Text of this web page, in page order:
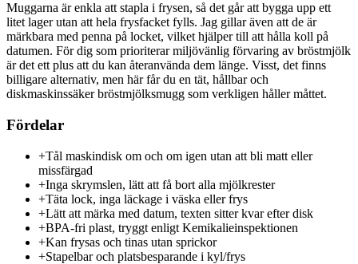
Muggarna är enkla att stapla i frysen, så det går att bygga upp ett
litet lager utan att hela frysfacket fylls. Jag gillar även att de är
märkbara med penna på locket, vilket hjälper till att hålla koll på
datumen. För dig som prioriterar miljövänlig förvaring av bröstmjölk
är det ett plus att du kan återanvända dem länge. Visst, det finns
billigare alternativ, men här får du en tät, hållbar och
diskmaskinssäker bröstmjölksmugg som verkligen håller måttet.
Fördelar
+Tål maskindisk om och om igen utan att bli matt eller
missfärgad
+Inga skrymslen, lätt att få bort alla mjölkrester
+Täta lock, inga läckage i väska eller frys
+Lätt att märka med datum, texten sitter kvar efter disk
+BPA-fri plast, tryggt enligt Kemikalieinspektionen
+Kan frysas och tinas utan sprickor
+Stapelbar och platsbesparande i kyl/frys